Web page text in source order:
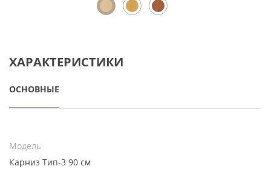
ХАРАКТЕРИСТИКИ
ОСНОВНЫЕ
Модель
Карниз Тип-3 90 см